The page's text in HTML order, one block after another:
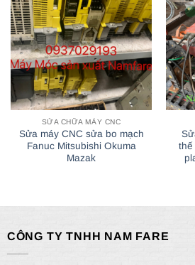
SỬA CHỮA MÁY CNC
Sửa máy CNC sửa bo mạch
Fanuc Mitsubishi Okuma
Mazak
thế
CÔNG TY TNHH NAM FARE